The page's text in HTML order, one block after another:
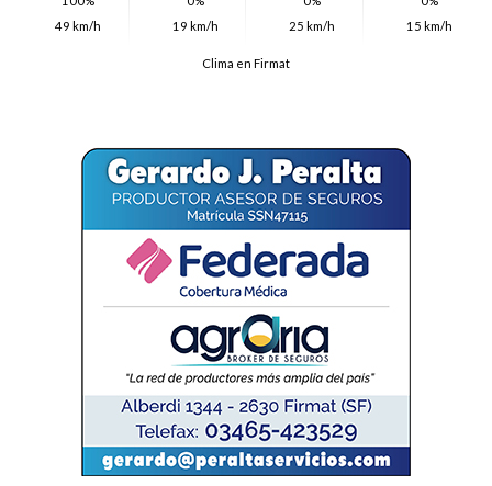
49 km/h
19 km/h
25 km/h
15 km/h
Clima en Firmat